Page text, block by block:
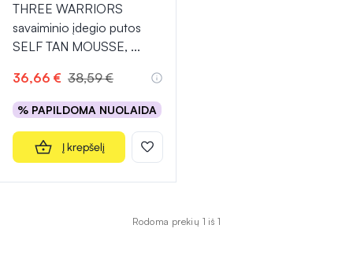
THREE WARRIORS
savaiminio įdegio putos
SELF TAN MOUSSE, ...
36,66 € 38,59 €
% PAPILDOMA NUOLAIDA
Į krepšelį
Rodoma prekių 1 iš 1